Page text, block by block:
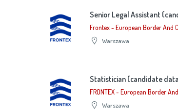
Senior Legal Assistant
Frontex - European Border And
Warszawa
Statistician (candidate
FRONTEX - European Border
Warszawa